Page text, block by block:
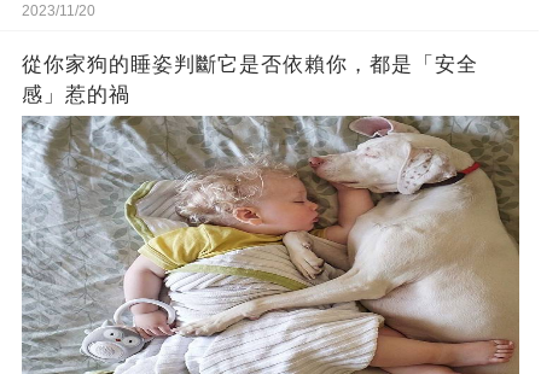
2023/11/20
從你家狗的睡姿判斷它是否依賴你，都是「安全
感」惹的禍